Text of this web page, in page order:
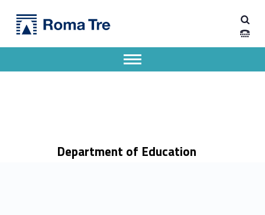
Il prof. Napolitano a Herzliya (Israele) - Dipartimento di Scienze della Formazione
Dipartimento di Scienze della Formazione dell'Università degli Studi Roma Tre
Department of Education
Apri il menu secondario
Header info sidebar